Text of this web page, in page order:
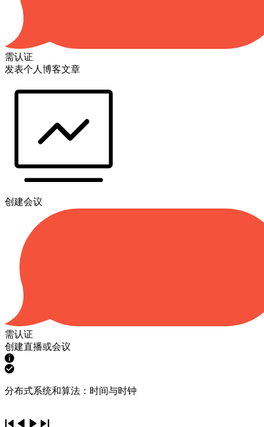
需认证
发表个人博客文章
创建会议
需认证
创建直播或会议
分布式系统和算法：时间与时钟